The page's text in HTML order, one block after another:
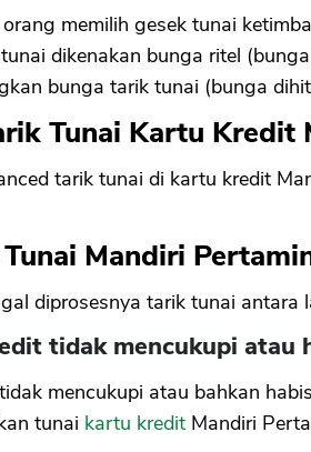
memilih gesek tunai
dikenakan bunga ritel
bunga tarik tunai (bunga
Tunai Kartu Kredit
tarik tunai di kartu kredit
Mandiri
diprosesnya tarik tunai antara
tidak mencukupi atau
mencukupi atau bahkan
tunai kartu kredit Mandiri